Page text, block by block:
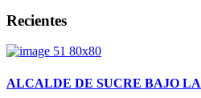
Recientes
ALCALDE DE SUCRE BAJO LA